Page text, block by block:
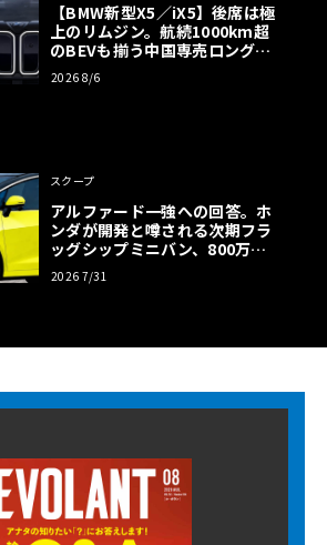
【BMW新型X5／iX5】後席は極
上のリムジン。航続1000km超
のBEVも揃う中国専売ロング仕
様の全貌
2026 8/6
スクープ
アルファード一強への回答。ホ
ンダが開発と噂される次期フラ
ッグシップミニバン、800万円
超の勝算【予想CG】
2026 7/31